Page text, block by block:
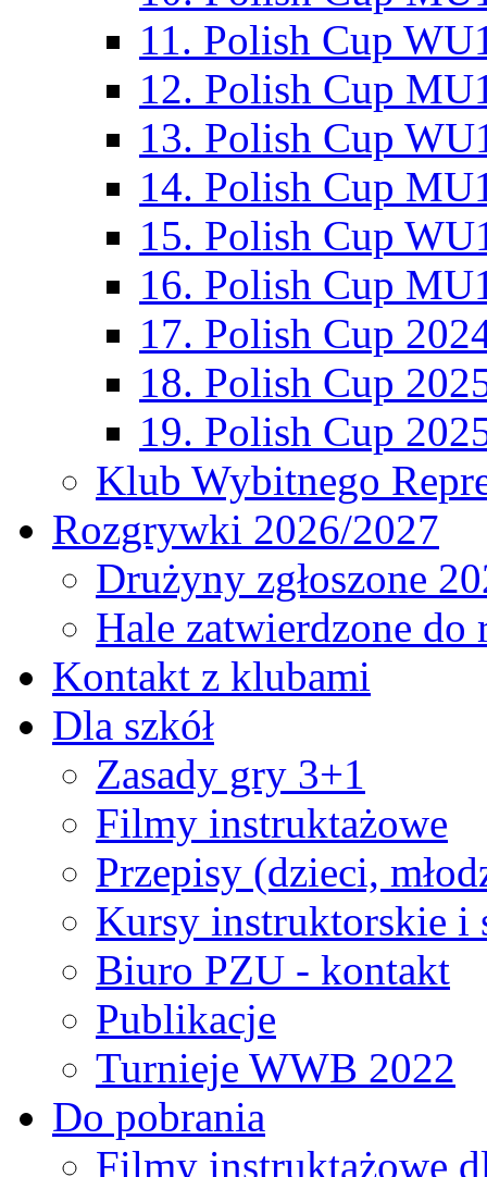
11. Polish Cup
12. Polish Cup
13. Polish Cup
14. Polish Cup
15. Polish Cup
16. Polish Cup
17. Polish Cup
18. Polish Cup
19. Polish Cup
Klub Wybitnego
Rozgrywki 2026/2027
Drużyny zgłoszone
Hale zatwierdzone
Kontakt z klubami
Dla szkół
Zasady gry 3+1
Filmy instruktażowe
Przepisy (dzieci,
Kursy instruktorskie i
Biuro PZU - kontakt
Publikacje
Turnieje WWB 2022
Do pobrania
Filmy instruktażowe